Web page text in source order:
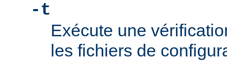
-t
Exécute une
les fichiers de